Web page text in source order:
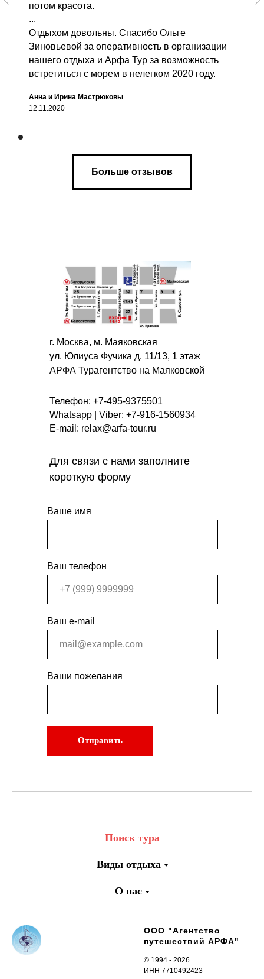
потом красота.
...
Отдыхом довольны. Спасибо Ольге
Зиновьевой за оперативность в организации
нашего отдыха и Арфа Тур за возможность
встретиться с морем в нелегком 2020 году.
Анна и Ирина Мастрюковы
12.11.2020
Больше отзывов
Телефон: +7-495-9375501
Whatsapp | Viber: +7-916-1560934
E-mail: relax@arfa-tour.ru
Ваше имя
Ваш телефон
Ваш e-mail
Ваши пожелания
Отправить
Для связи с нами заполните
короткую форму
г. Москва, м. Маяковская
ул. Юлиуса Фучика д. 11/13, 1 этаж
АРФА Турагентство на Маяковской
Поиск тура
Виды отдыха
О нас
ООО "Агентство
путешествий АРФА"
© 1994 - 2026
ИНН 7710492423